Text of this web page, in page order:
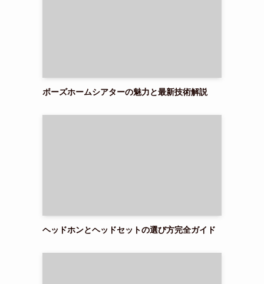
ボーズホームシアターの魅力と最新技術解説
ヘッドホンとヘッドセットの選び方完全ガイド